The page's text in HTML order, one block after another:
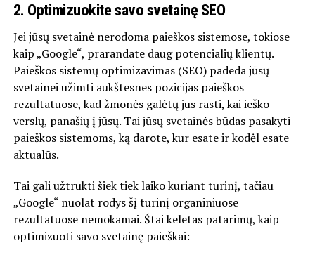
2. Optimizuokite savo svetainę SEO
Jei jūsų svetainė nerodoma paieškos sistemose, tokiose
kaip „Google“, prarandate daug potencialių klientų.
Paieškos sistemų optimizavimas (SEO) padeda jūsų
svetainei užimti aukštesnes pozicijas paieškos
rezultatuose, kad žmonės galėtų jus rasti, kai ieško
verslų, panašių į jūsų. Tai jūsų svetainės būdas pasakyti
paieškos sistemoms, ką darote, kur esate ir kodėl esate
aktualūs.
Tai gali užtrukti šiek tiek laiko kuriant turinį, tačiau
„Google“ nuolat rodys šį turinį organiniuose
rezultatuose nemokamai. Štai keletas patarimų, kaip
optimizuoti savo svetainę paieškai: